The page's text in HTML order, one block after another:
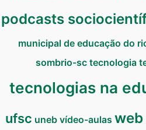
podcasts
municipal de educação do
sombrio-sc tecnologia
tecnologias na
ufsc uneb vídeo-aulas